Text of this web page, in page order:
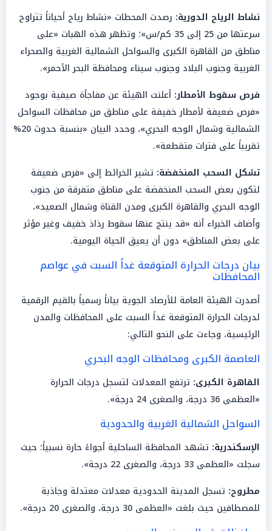
نشاط الرياح الدورية: رصدت المحطات «نشاط رياح أحياناً تتراوح
سرعتها من 25 إلى 35 كم/س»؛ وتظهر هذه الهبات «على
مناطق من القاهرة الكبرى والسواحل الشمالية الغربية والصحراء
الغربية وجنوب البلاد وجنوب سيناء ومحافظة البحر الأحمر».
فرص سقوط الأمطار: أعلنت الهيئة عن مفاجأة صيفية بوجود
«فرص ضعيفة لأمطار خفيفة على مناطق من محافظات السواحل
الشمالية وشمال الوجه البحري»، وحدد البيان «بنسبة حدوث 20%
تقريباً على فترات متقطعة».
تشكل السحب المنخفضة: تشير الخرائط إلى «فرص ضعيفة
لتكون بعض السحب المنخفضة على مناطق متفرقة من جنوب
الوجه البحري والقاهرة الكبرى ومدن القناة وشمال الصعيد»،
وأضاف الخبراء أنه «قد ينتج عنها سقوط رذاذ خفيف وغير مؤثر
على بعض المناطق» دون أن يعيق الحياة اليومية.
بيان درجات الحرارة المتوقعة غداً السبت في عواصم
المحافظات
أصدرت الهيئة العامة للأرصاد الجوية بياناً رسمياً بالقيم الرقمية
لدرجات الحرارة المتوقعة غداً السبت على المحافظات والمدن
الرئيسية، وجاءت على النحو التالي:
العاصمة الكبرى ومحافظات الوجه البحري
القاهرة الكبرى: ترتفع المعدلات لتسجل درجات الحرارة
«العظمى 36 درجة، والصغرى 24 درجة».
السواحل الشمالية الغربية والحدودية
الإسكندرية: تشهد المحافظة الساحلية أجواءً حارة نسبياً؛ حيث
سجلت «العظمى 33 درجة، والصغرى 22 درجة».
مطروح: تسجل المدينة الحدودية معدلات معتدلة وجاذبة
للمصطافين حيث بلغت «العظمى 30 درجة، والصغرى 20 درجة».